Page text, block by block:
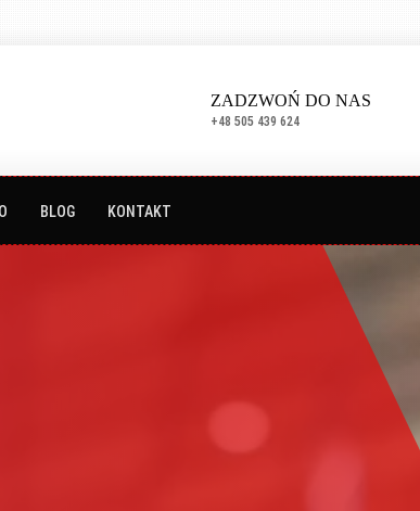
ZADZWOŃ DO NAS
+48 505 439 624
BLOG KONTAKT